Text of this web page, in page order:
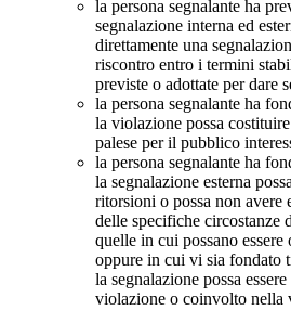
la persona segnalante ha
segnalazione interna ed
direttamente una
riscontro entro i termini
previste o adottate per dare
la persona segnalante ha
la violazione possa
palese per il pubblico
la persona segnalante ha
la segnalazione esterna
ritorsioni o possa non avere
delle specifiche circostanze
quelle in cui possano
oppure in cui vi sia fondato
la segnalazione possa
violazione o coinvolto nella